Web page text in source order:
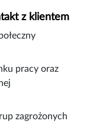
z klientem
pracy oraz
zagrożonych